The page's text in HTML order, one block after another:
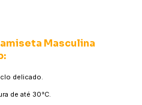
Masculina
delicado.
de até 30°C.